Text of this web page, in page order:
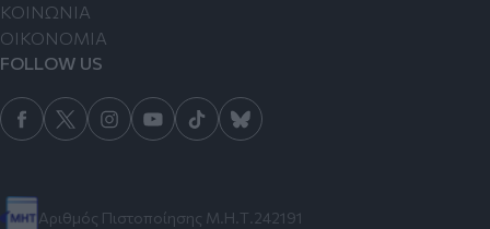
Αριθμός Πιστοποίησης Μ.Η.Τ.242191
ΚΟΙΝΩΝΙΑ
ΟΙΚΟΝΟΜΙΑ
FOLLOW US